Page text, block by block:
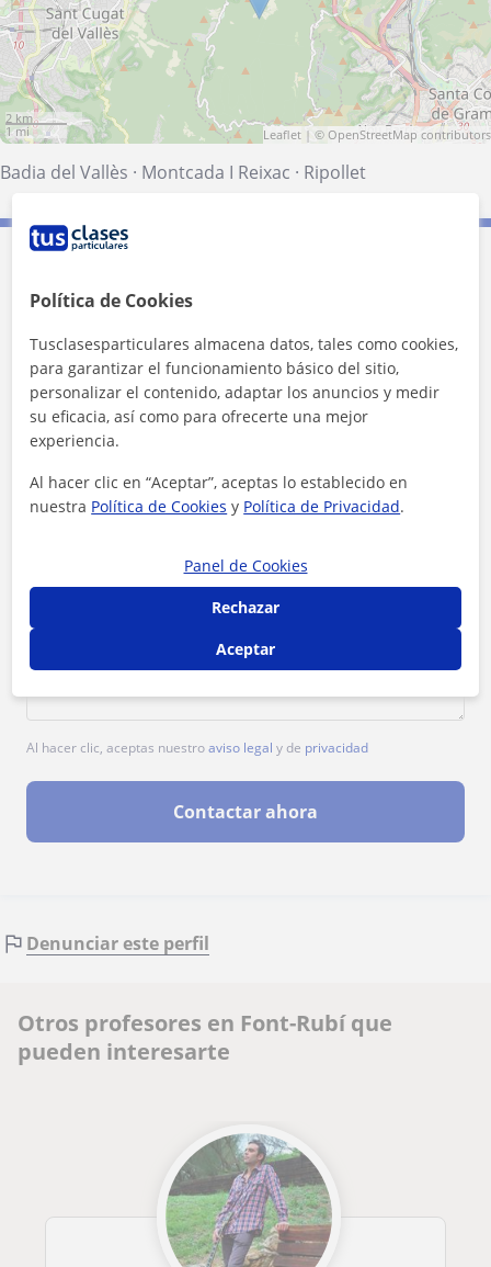
2 km
1 mi
Leaflet | © OpenStreetMap contributors
Badia del Vallès · Montcada I Reixac · Ripollet
1ª clase gratis
Al hacer clic, aceptas nuestroaviso legal y de privacidad
Contactar ahora
Denunciar este perfil
Otros profesores en Font-Rubí que
pueden interesarte
Política de Cookies
Tusclasesparticulares almacena datos, tales como cookies,
para garantizar el funcionamiento básico del sitio,
personalizar el contenido, adaptar los anuncios y medir
su eficacia, así como para ofrecerte una mejor
experiencia.
Al hacer clic en “Aceptar”, aceptas lo establecido en
nuestra Política de Cookies y Política de Privacidad.
Panel de Cookies
Rechazar
Aceptar